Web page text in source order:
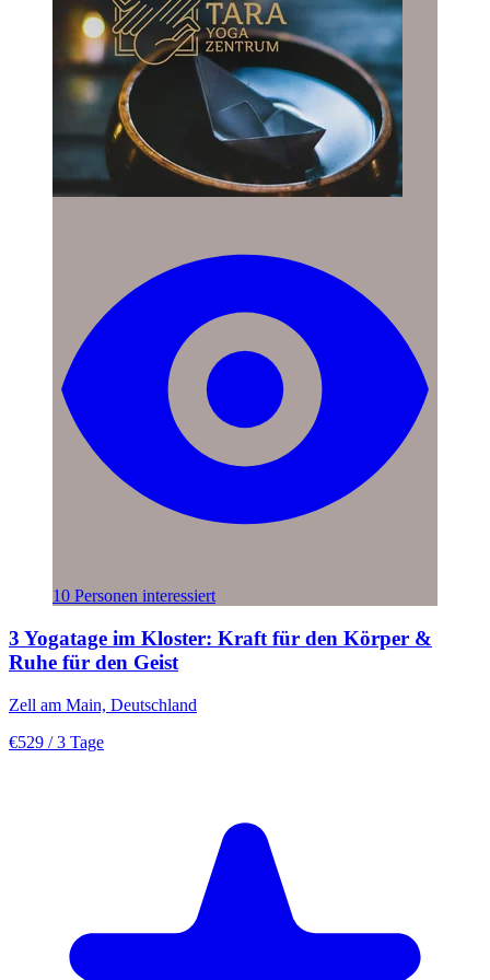
10 Personen interessiert
3 Yogatage im Kloster: Kraft für den Körper &
Ruhe für den Geist
Zell am Main, Deutschland
€529 / 3 Tage